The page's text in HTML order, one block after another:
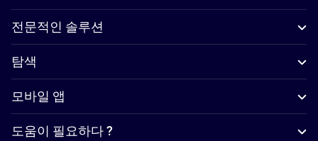
전문적인 솔루션
탐색
모바일 앱
도움이 필요하다 ?